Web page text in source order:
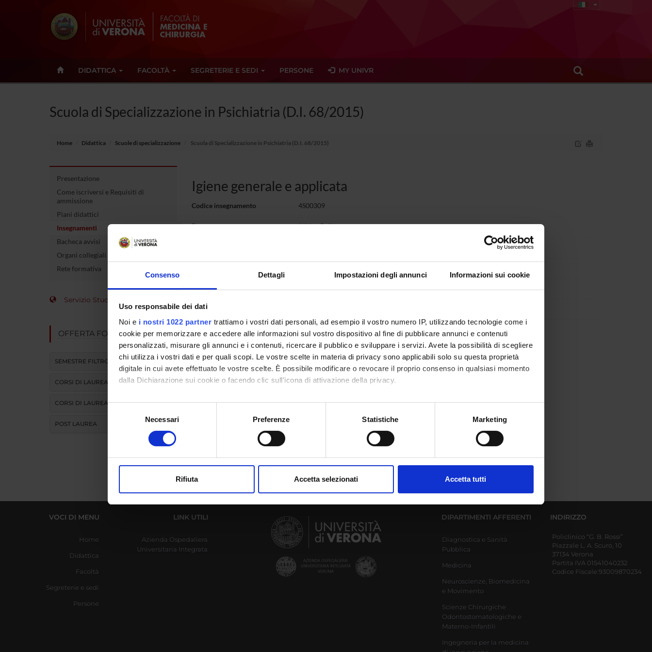
Consenso Dettagli Impostazioni degli annunci Informazioni sui cookie
Uso responsabile dei dati
Noi e i nostri 1022 partner trattiamo i vostri dati personali, ad esempio il vostro numero IP, utilizzando tecnologie come i
cookie per memorizzare e accedere alle informazioni sul vostro dispositivo al fine di pubblicare annunci e contenuti
personalizzati, misurare gli annunci e i contenuti, ricercare il pubblico e sviluppare i servizi. Avete la possibilità di scegliere
chi utilizza i vostri dati e per quali scopi. Le vostre scelte in materia di privacy sono applicabili solo su questa proprietà
digitale in cui avete effettuato le vostre scelte. È possibile modificare o revocare il proprio consenso in qualsiasi momento
dalla Dichiarazione sui cookie o facendo clic sull'icona di attivazione della privacy.
Con il tuo consenso, vorremmo anche:
raccogliere informazioni sulla tua posizione geografica, con un'approssimazione di qualche metro,
digitali).
modificare o ritirare il tuo consenso in qualsiasi momento dalla Dichiarazione sui cookie.
che hanno raccolto dal tuo utilizzo dei loro servizi.
Selezione
Necessari Preferenze Statistiche Marketing
Rifiuta Accetta selezionati Accetta tutti
DIDATTICA FACOLTÀ SEGRETERIE E SEDI PERSONE MY UNIVR
Scuola di Specializzazione in Psichiatria (D.I. 68/2015)
Home Didattica Scuole di specializzazione Scuola di Specializzazione in Psichiatria (D.I. 68/2015)
Presentazione
Come iscriversi e Requisiti di
ammissione
Piani didattici
Insegnamenti
Bacheca avvisi
Organi collegiali e di governo
Rete formativa
Servizio Studenti Internazionali
OFFERTA FORMATIVA
SEMESTRE FILTRO
CORSI DI LAUREA
CORSI DI LAUREA MAGISTRALE
POST LAUREA
Igiene generale e applicata
Codice insegnamento 4S00309
Docente Albino Poli
Lingua di erogazione
Sede
non ancora assegnato
VOCI DI MENU
Home
Didattica
Facoltà
Segreterie e sedi
Persone
LINK UTILI
Azienda Ospedaliera
Universitaria Integrata
DIPARTIMENTI AFFERENTI
Diagnostica e Sanità
Pubblica
Medicina
Neuroscienze, Biomedicina
e Movimento
Scienze Chirurgiche
Odontostomatologiche e
Materno-Infantili
Ingegneria per la medicina
INDIRIZZO
Policlinico “G. B. Rossi”
Piazzale L. A. Scuro, 10
37134 Verona
Partita IVA 01541040232
Codice Fiscale:93009870234